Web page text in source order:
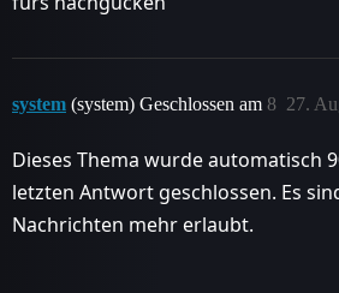
system (system) Geschlossen am 27.
8
Dieses Thema wurde automatisch
letzten Antwort geschlossen. Es
Nachrichten mehr erlaubt.